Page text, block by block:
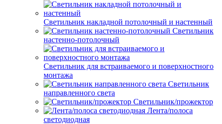
Светильник накладной потолочный и настенный
Светильник
настенно-потолочный
Светильник для встраиваемого и поверхностного
монтажа
Светильник
направленного света
Светильник/прожектор
Лента/полоса
светодиодная